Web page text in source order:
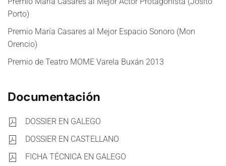
Porto)
Premio María Casares al Mejor Espacio Sonoro (Mon
Orencio)
Premio de Teatro MOME Varela Buxán 2013
Documentación
DOSSIER EN GALEGO
DOSSIER EN CASTELLANO
FICHA TÉCNICA EN GALEGO